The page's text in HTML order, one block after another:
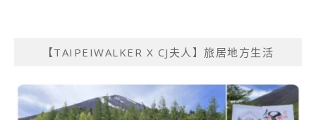
【TAIPEIWALKER X CJ夫人】旅居地方生活